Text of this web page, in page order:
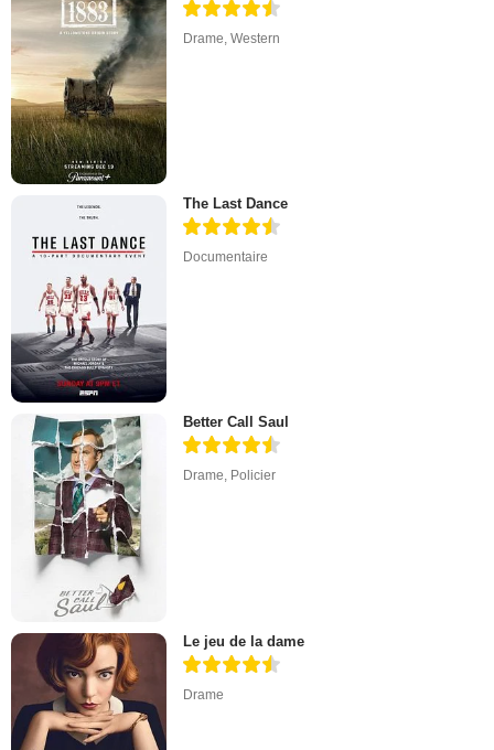
Drame,Western
The Last Dance
Documentaire
Better Call Saul
Drame, Policier
Le jeu de la dame
Drame